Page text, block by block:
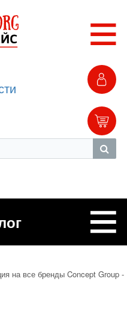
на все бренды Concept Group